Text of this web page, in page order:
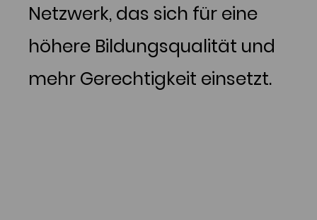
Netzwerk, das sich für eine
höhere Bildungsqualität und
mehr Gerechtigkeit einsetzt.